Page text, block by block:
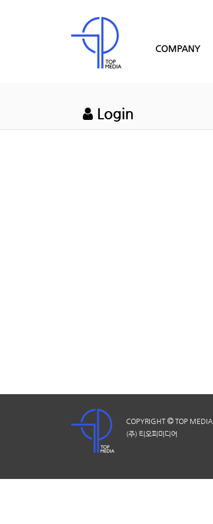
COMPANY
Login
COPYRIGHT TOP MEDIA
(주) 티오피미디어